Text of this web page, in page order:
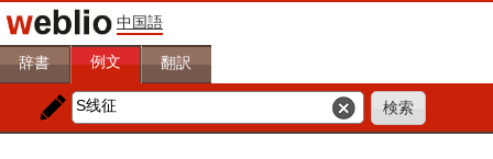
中国語
辞書 例文 翻訳